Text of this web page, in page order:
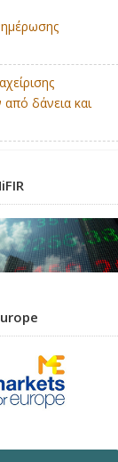
δάνεια και